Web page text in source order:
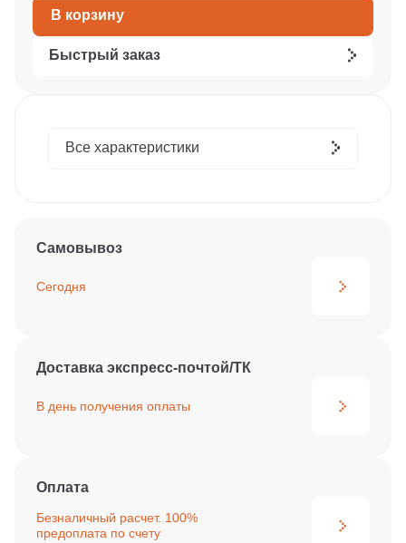
В корзину
Быстрый заказ
Все характеристики
Самовывоз
Сегодня
Доставка экспресс-почтой/ТК
В день получения оплаты
Оплата
Безналичный расчет. 100%
предоплата по счету